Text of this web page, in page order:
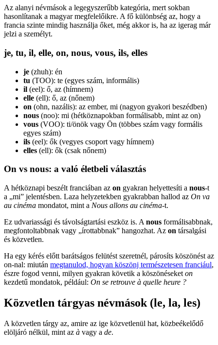
Az alanyi névmások a legegyszerűbb kategória, mert sokban
hasonlítanak a magyar megfelelőikre. A fő különbség az, hogy a
francia szinte mindig használja őket, még akkor is, ha az igerag már
jelzi a személyt.
je, tu, il, elle, on, nous, vous, ils, elles
je (zhuh): én
tu (TOO): te (egyes szám, informális)
il (eel): ő, az (hímnem)
elle (ell): ő, az (nőnem)
on (ohn, nazális): az ember, mi (nagyon gyakori beszédben)
nous (noo): mi (hétköznapokban formálisabb, mint az on)
vous (VOO): ti/önök vagy Ön (többes szám vagy formális
egyes szám)
ils (eel): ők (vegyes csoport vagy hímnem)
elles (ell): ők (csak nőnem)
On vs nous: a való életbeli választás
A hétköznapi beszélt franciában az on gyakran helyettesíti a nous-t
a „mi” jelentésben. Laza helyzetekben gyakrabban hallod az On va
au cinéma mondatot, mint a Nous allons au cinéma-t.
Ez udvariassági és távolságtartási eszköz is. A nous formálisabbnak,
megfontoltabbnak vagy „írottabbnak” hangozhat. Az on társalgási
és közvetlen.
Ha egy kérés előtt barátságos felütést szeretnél, párosíts köszönést az
on-nal: miután megtanulod, hogyan köszönj természetesen franciául,
észre fogod venni, milyen gyakran követik a köszönéseket on
kezdetű mondatok, például: On se retrouve à quelle heure ?
Közvetlen tárgyas névmások (le, la, les)
A közvetlen tárgy az, amire az ige közvetlenül hat, közbeékelődő
elöljáró nélkül, mint az à vagy a de.